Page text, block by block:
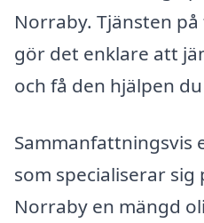
Norraby. Tjänsten
gör det enklare att
och få den hjälpen
Sammanfattningsvis
som specialiserar
Norraby en mängd